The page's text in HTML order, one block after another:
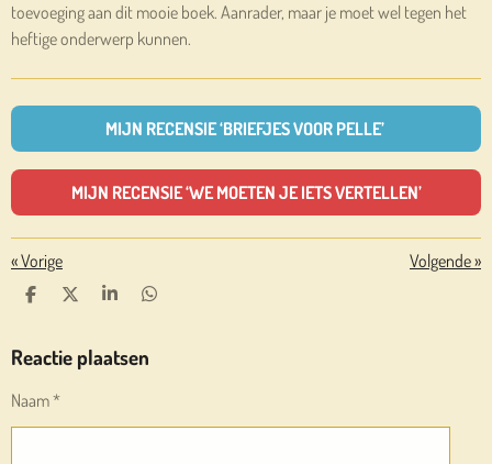
toevoeging aan dit mooie boek. Aanrader, maar je moet wel tegen het
heftige onderwerp kunnen.
MIJN RECENSIE ‘BRIEFJES VOOR PELLE’
MIJN RECENSIE ‘WE MOETEN JE IETS VERTELLEN’
«Vorige Volgende»
D
E
N
D
L
S
R
E
D
E
N
Reactie plaatsen
Naam *